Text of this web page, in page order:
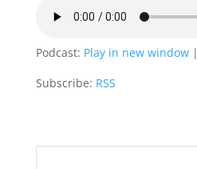
Podcast: Play in new window|
Subscribe: RSS